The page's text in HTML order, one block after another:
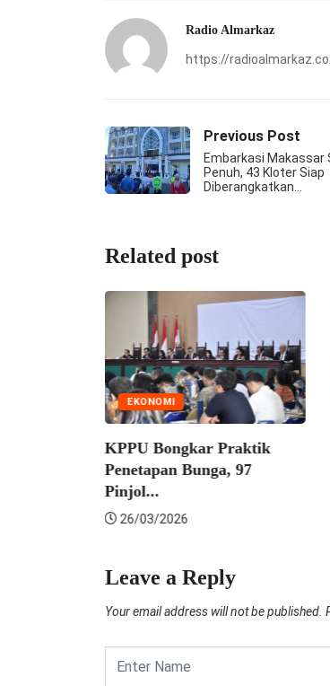
Radio Almarkaz
https://
Previous Post
Embarkasi Makassar
Penuh, 43 Kloter Siap
Diberangkatkan…
Related post
EKONOMI
KPPU Bongkar Praktik
Penetapan Bunga, 97
Pinjol...
26/03/2026
Leave a Reply
Your email address will not be published.